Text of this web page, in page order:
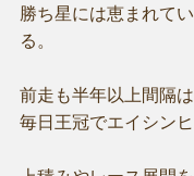
勝ち星には恵まれて
る。
前走も半年以上間隔
毎日王冠でエイシン